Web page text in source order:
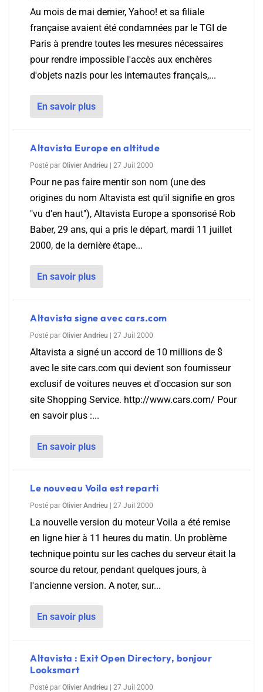
Au mois de mai dernier, Yahoo! et sa filiale
française avaient été condamnées par le TGI de
Paris à prendre toutes les mesures nécessaires
pour rendre impossible l'accès aux enchères
d'objets nazis pour les internautes français,...
En savoir plus
Altavista Europe en altitude
Posté par Olivier Andrieu 27 Juil 2000
Pour ne pas faire mentir son nom (une des
origines du nom Altavista est qu'il signifie en gros
"vu d'en haut"), Altavista Europe a sponsorisé Rob
Baber, 29 ans, qui a pris le départ, mardi 11 juillet
2000, de la dernière étape...
En savoir plus
Altavista signe avec cars.com
Posté par Olivier Andrieu 27 Juil 2000
Altavista a signé un accord de 10 millions de $
avec le site cars.com qui devient son fournisseur
exclusif de voitures neuves et d'occasion sur son
site Shopping Service. http://www.cars.com/ Pour
en savoir plus :...
En savoir plus
Le nouveau Voila est reparti
Posté par Olivier Andrieu 27 Juil 2000
La nouvelle version du moteur Voila a été remise
en ligne hier à 11 heures du matin. Un problème
technique pointu sur les caches du serveur était la
source du retour, pendant quelques jours, à
l'ancienne version. A noter, sur...
En savoir plus
Altavista : Exit Open Directory, bonjour
Looksmart
Posté par Olivier Andrieu 27 Juil 2000